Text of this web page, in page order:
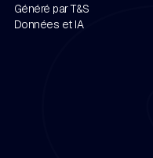
Généré par T&S
Données et IA